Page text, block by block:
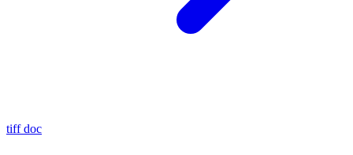
tiff doc